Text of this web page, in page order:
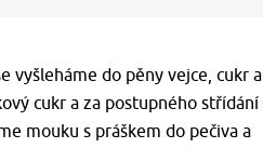
vyšleháme do pěny vejce, cukr a
cukr a za postupného střídání
mouku s práškem do pečiva a